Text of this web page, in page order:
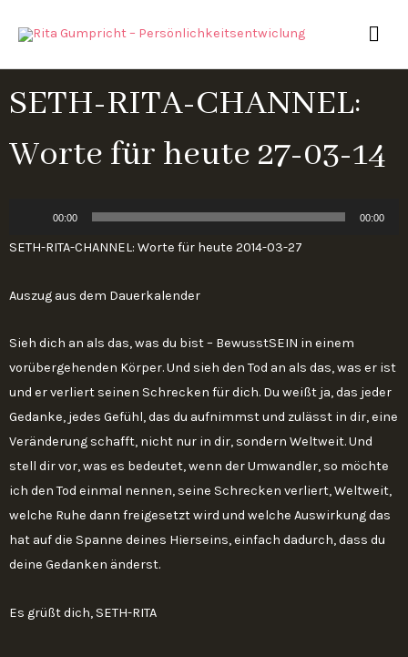
Inhalt
SETH-RITA-CHANNEL:
Worte für heute 27-03-14
00:00 00:00
SETH-RITA-CHANNEL: Worte für heute 2014-03-27
Auszug aus dem Dauerkalender
Sieh dich an als das, was du bist – BewusstSEIN in einem
vorübergehenden Körper. Und sieh den Tod an als das, was er ist
und er verliert seinen Schrecken für dich. Du weißt ja, das jeder
Gedanke, jedes Gefühl, das du aufnimmst und zulässt in dir, eine
Veränderung schafft, nicht nur in dir, sondern Weltweit. Und
stell dir vor, was es bedeutet, wenn der Umwandler, so möchte
ich den Tod einmal nennen, seine Schrecken verliert, Weltweit,
welche Ruhe dann freigesetzt wird und welche Auswirkung das
hat auf die Spanne deines Hierseins, einfach dadurch, dass du
deine Gedanken änderst.
Es grüßt dich, SETH-RITA